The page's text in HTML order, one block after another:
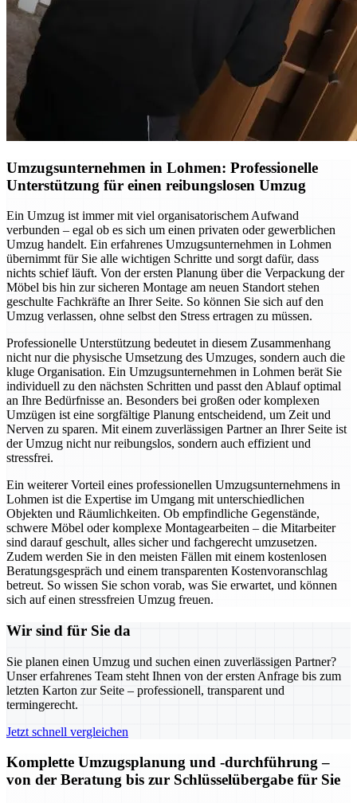
Umzugsunternehmen in Lohmen: Professionelle
Unterstützung für einen reibungslosen Umzug
Ein Umzug ist immer mit viel organisatorischem Aufwand
verbunden – egal ob es sich um einen privaten oder gewerblichen
Umzug handelt. Ein erfahrenes Umzugsunternehmen in Lohmen
übernimmt für Sie alle wichtigen Schritte und sorgt dafür, dass
nichts schief läuft. Von der ersten Planung über die Verpackung der
Möbel bis hin zur sicheren Montage am neuen Standort stehen
geschulte Fachkräfte an Ihrer Seite. So können Sie sich auf den
Umzug verlassen, ohne selbst den Stress ertragen zu müssen.
Professionelle Unterstützung bedeutet in diesem Zusammenhang
nicht nur die physische Umsetzung des Umzuges, sondern auch die
kluge Organisation. Ein Umzugsunternehmen in Lohmen berät Sie
individuell zu den nächsten Schritten und passt den Ablauf optimal
an Ihre Bedürfnisse an. Besonders bei großen oder komplexen
Umzügen ist eine sorgfältige Planung entscheidend, um Zeit und
Nerven zu sparen. Mit einem zuverlässigen Partner an Ihrer Seite ist
der Umzug nicht nur reibungslos, sondern auch effizient und
stressfrei.
Ein weiterer Vorteil eines professionellen Umzugsunternehmens in
Lohmen ist die Expertise im Umgang mit unterschiedlichen
Objekten und Räumlichkeiten. Ob empfindliche Gegenstände,
schwere Möbel oder komplexe Montagearbeiten – die Mitarbeiter
sind darauf geschult, alles sicher und fachgerecht umzusetzen.
Zudem werden Sie in den meisten Fällen mit einem kostenlosen
Beratungsgespräch und einem transparenten Kostenvoranschlag
betreut. So wissen Sie schon vorab, was Sie erwartet, und können
sich auf einen stressfreien Umzug freuen.
Wir sind für Sie da
Sie planen einen Umzug und suchen einen zuverlässigen Partner?
Unser erfahrenes Team steht Ihnen von der ersten Anfrage bis zum
letzten Karton zur Seite – professionell, transparent und
termingerecht.
Jetzt schnell vergleichen
Komplette Umzugsplanung und -durchführung –
von der Beratung bis zur Schlüsselübergabe für Sie